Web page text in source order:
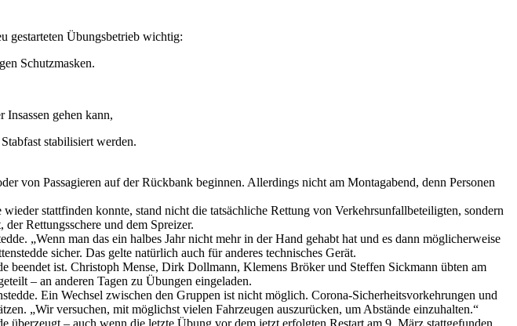
gestarteten Übungsbetrieb wichtig:
Schutzmasken.
Insassen gehen kann,
stabilisiert werden.
von Passagieren auf der Rückbank beginnen. Allerdings nicht am Montagabend, denn Personen
stattfinden konnte, stand nicht die tatsächliche Rettung von Verkehrsunfallbeteiligten, sondern
Rettungsschere und dem Spreizer.
„Wenn man das ein halbes Jahr nicht mehr in der Hand gehabt hat und es dann möglicherweise
sicher. Das gelte natürlich auch für anderes technisches Gerät.
beendet ist. Christoph Mense, Dirk Dollmann, Klemens Bröker und Steffen Sickmann übten am
– an anderen Tagen zu Übungen eingeladen.
Ein Wechsel zwischen den Gruppen ist nicht möglich. Corona-Sicherheitsvorkehrungen und
„Wir versuchen, mit möglichst vielen Fahrzeugen auszurücken, um Abstände einzuhalten.“
– auch wenn die letzte Übung vor dem jetzt erfolgten Restart am 9. März stattgefunden